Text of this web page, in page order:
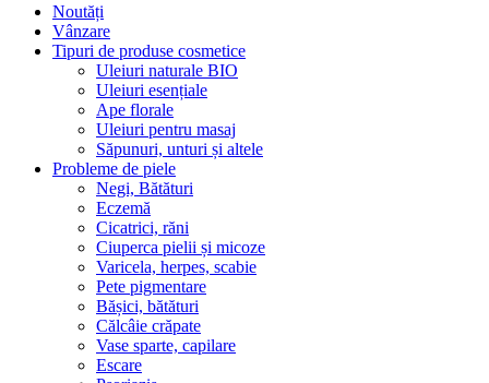
Noutăți
Vânzare
Tipuri de produse cosmetice
Uleiuri naturale BIO
Uleiuri esențiale
Ape florale
Uleiuri pentru masaj
Săpunuri, unturi și altele
Probleme de piele
Negi, Bătături
Eczemă
Cicatrici, răni
Ciuperca pielii și micoze
Varicela, herpes, scabie
Pete pigmentare
Bășici, bătături
Călcâie crăpate
Vase sparte, capilare
Escare